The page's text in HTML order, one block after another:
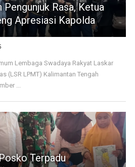
Pengunjuk Rasa, Ketua
Apresiasi Kapolda
Lembaga Swadaya Rakyat Laskar
(LSR LPMT) Kalimantan Tengah
...
Terpadu